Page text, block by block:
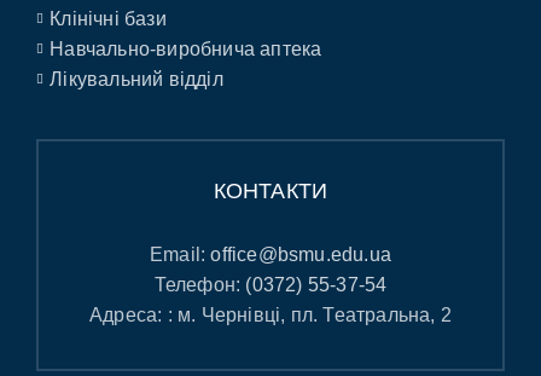
Клінічні бази
Навчально-виробнича аптека
Лікувальний відділ
КОНТАКТИ
Email:office@bsmu.edu.ua
Телефон: (0372) 55-37-54
Адреса: : м. Чернівці, пл. Театральна, 2